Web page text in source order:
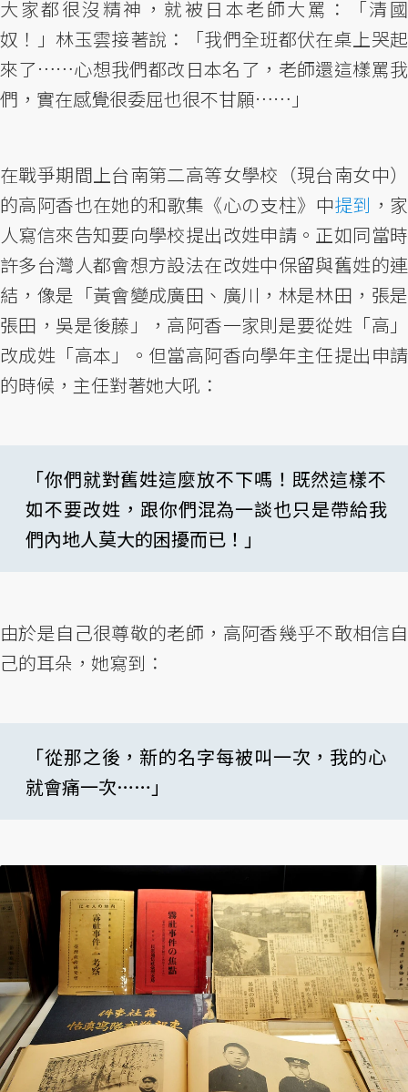
大家都很沒精神，就被日本老師大罵：「清國
奴！」林玉雲接著說：「我們全班都伏在桌上哭起
來了……心想我們都改日本名了，老師還這樣罵我
們，實在感覺很委屈也很不甘願……」
在戰爭期間上台南第二高等女學校（現台南女中）
的高阿香也在她的和歌集《心の支柱》中提到 ，家
人寫信來告知要向學校提出改姓申請。正如同當時
許多台灣人都會想方設法在改姓中保留與舊姓的連
結，像是「黃會變成廣田、廣川，林是林田，張是
張田，吳是後藤」，高阿香一家則是要從姓「高」
改成姓「高本」。但當高阿香向學年主任提出申請
的時候，主任對著她大吼：
「你們就對舊姓這麼放不下嗎！既然這樣不
如不要改姓，跟你們混為一談也只是帶給我
們內地人莫大的困擾而已！」
由於是自己很尊敬的老師，高阿香幾乎不敢相信自
己的耳朵，她寫到：
「從那之後，新的名字每被叫一次，我的心
就會痛一次……」